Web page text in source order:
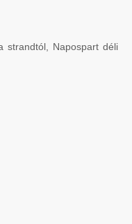
strandtól, Napospart déli